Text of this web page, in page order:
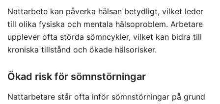
Nattarbete kan påverka hälsan betydligt, vilket leder
till olika fysiska och mentala hälsoproblem. Arbetare
upplever ofta störda sömncykler, vilket kan bidra till
kroniska tillstånd och ökade hälsorisker.
Ökad risk för sömnstörningar
Nattarbetare står ofta inför sömnstörningar på grund